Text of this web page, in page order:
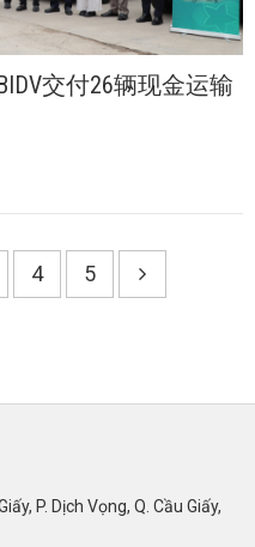
交付26辆现金运输
4 5
P. Dịch Vọng, Q. Cầu Giấy,